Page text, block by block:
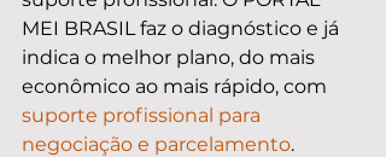
MEI BRASIL faz o diagnóstico e já
indica o melhor plano, do mais
econômico ao mais rápido, com
suporte profissional para
negociação e parcelamento.